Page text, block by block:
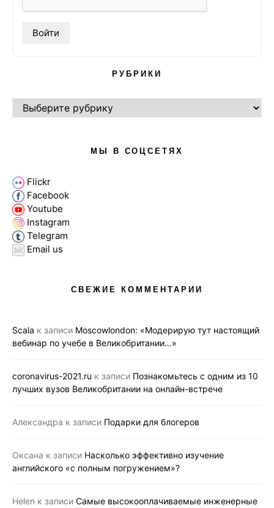
РУБРИКИ
МЫ В СОЦСЕТЯХ
Flickr
Facebook
Youtube
Instagram
Telegram
Email us
СВЕЖИЕ КОММЕНТАРИИ
Scala к записи Moscowlondon: «Модерирую тут настоящий
вебинар по учебе в Великобритании…»
coronavirus-2021.ru к записи Познакомьтесь с одним из 10
лучших вузов Великобритании на онлайн-встрече
Александра к записи Подарки для блогеров
Оксана к записи Насколько эффективно изучение
английского «с полным погружением»?
Helen к записи Самые высокооплачиваемые инженерные